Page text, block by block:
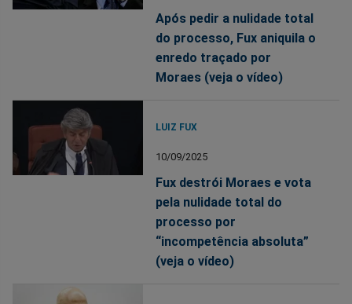
Após pedir a nulidade total
do processo, Fux aniquila o
enredo traçado por
Moraes (veja o vídeo)
LUIZ FUX
10/09/2025
Fux destrói Moraes e vota
pela nulidade total do
processo por
“incompetência absoluta”
(veja o vídeo)